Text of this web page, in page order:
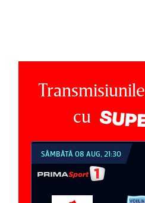
cu
SÂMBĂTĂ 08 AUG, 21:30